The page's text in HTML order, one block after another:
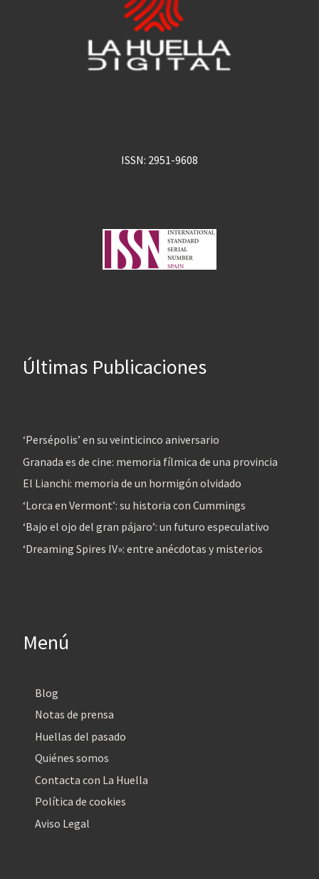
ISSN: 2951-9608
Últimas Publicaciones
‘Persépolis’ en su veinticinco aniversario
Granada es de cine: memoria fílmica de una provincia
El Lianchi: memoria de un hormigón olvidado
‘Lorca en Vermont’: su historia con Cummings
‘Bajo el ojo del gran pájaro’: un futuro especulativo
‘Dreaming Spires IV»: entre anécdotas y misterios
Menú
Blog
Notas de prensa
Huellas del pasado
Quiénes somos
Contacta con La Huella
Política de cookies
Aviso Legal